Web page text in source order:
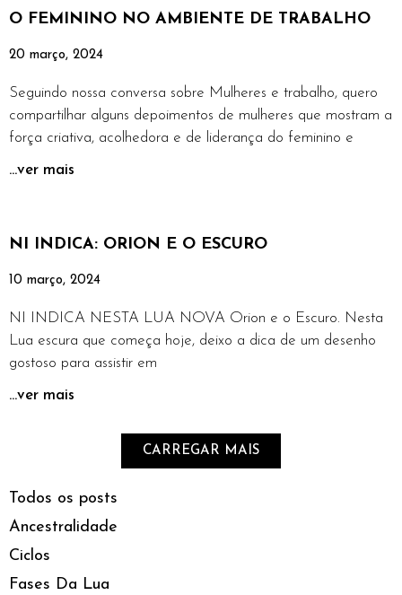
O FEMININO NO AMBIENTE DE TRABALHO
20 março, 2024
Seguindo nossa conversa sobre Mulheres e trabalho, quero
compartilhar alguns depoimentos de mulheres que mostram a
força criativa, acolhedora e de liderança do feminino e
...ver mais
NI INDICA: ORION E O ESCURO
10 março, 2024
NI INDICA NESTA LUA NOVA Orion e o Escuro. Nesta
Lua escura que começa hoje, deixo a dica de um desenho
gostoso para assistir em
...ver mais
CARREGAR MAIS
Todos os posts
Ancestralidade
Ciclos
Fases Da Lua